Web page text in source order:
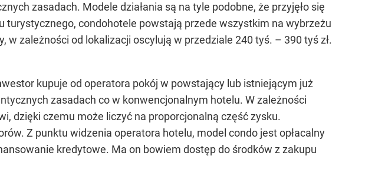
zasadach. Modele działania są na tyle podobne, że przyjęło się
condohotele powstają przede wszystkim na wybrzeżu
zależności od lokalizacji oscylują w przedziale 240 tyś. – 390 tyś zł.
kupuje od operatora pokój w powstający lub istniejącym już
zasadach co w konwencjonalnym hotelu. W zależności
dzięki czemu może liczyć na proporcjonalną część zysku.
Z punktu widzenia operatora hotelu, model condo jest opłacalny
kredytowe. Ma on bowiem dostęp do środków z zakupu